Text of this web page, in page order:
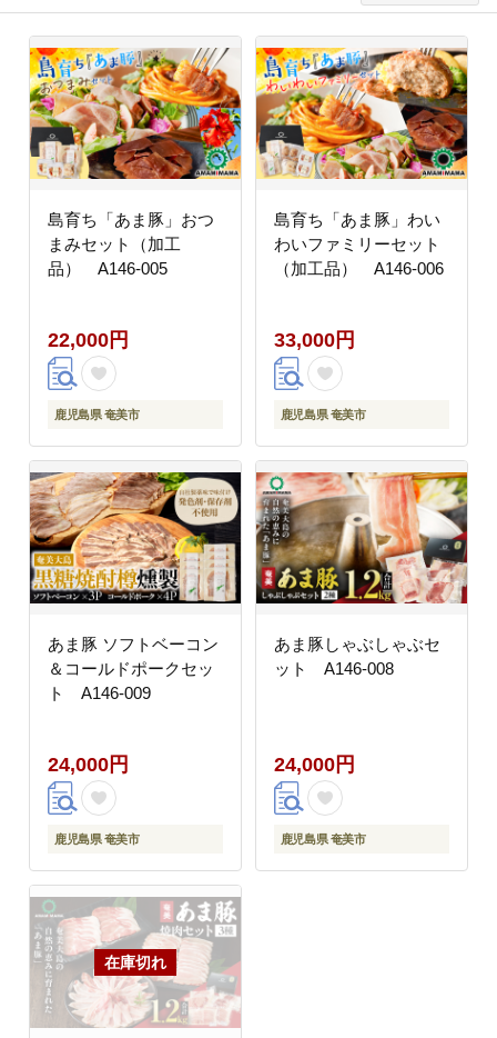
島育ち「あま豚」おつ
まみセット（加工
品） A146-005
22,000円
鹿児島県 奄美市
島育ち「あま豚」わい
わいファミリーセット
（加工品） A146-006
33,000円
鹿児島県 奄美市
あま豚 ソフトベーコン
＆コールドポークセッ
ト A146-009
24,000円
鹿児島県 奄美市
あま豚しゃぶしゃぶセ
ット A146-008
24,000円
鹿児島県 奄美市